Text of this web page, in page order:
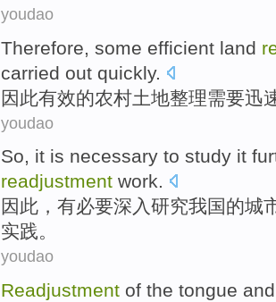
youdao
Therefore , some efficient land
carried out quickly.
因此有效的农村土地整理需要迅
youdao
So, it is necessary to study it
readjustment work.
因此 ， 有必要深入研究我国的城
实践。
youdao
Readjustment of the tongue and